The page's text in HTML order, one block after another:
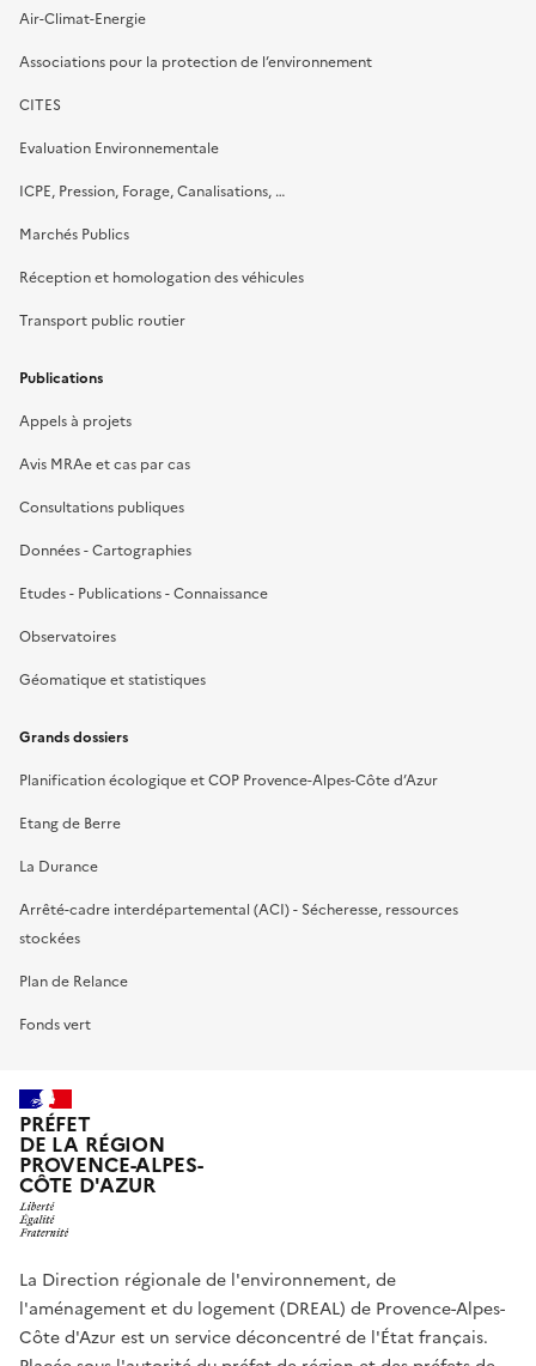
Air-Climat-Energie
Associations pour la protection de l’environnement
CITES
Evaluation Environnementale
ICPE, Pression, Forage, Canalisations, …
Marchés Publics
Réception et homologation des véhicules
Transport public routier
Publications
Appels à projets
Avis MRAe et cas par cas
Consultations publiques
Données - Cartographies
Etudes - Publications - Connaissance
Observatoires
Géomatique et statistiques
Grands dossiers
Planification écologique et COP Provence-Alpes-Côte d’Azur
Etang de Berre
La Durance
Arrêté-cadre interdépartemental (ACI) - Sécheresse, ressources
stockées
Plan de Relance
Fonds vert
PRÉFET
DE LA RÉGION
PROVENCE-ALPES-
CÔTE D'AZUR
La Direction régionale de l'environnement, de
l'aménagement et du logement (DREAL) de Provence-Alpes-
Côte d'Azur est un service déconcentré de l'État français.